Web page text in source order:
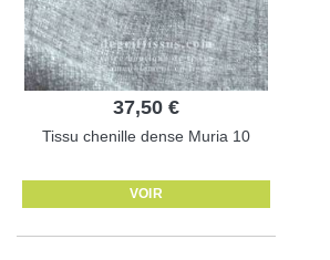
37,50 €
Tissu chenille dense Muria 10
VOIR